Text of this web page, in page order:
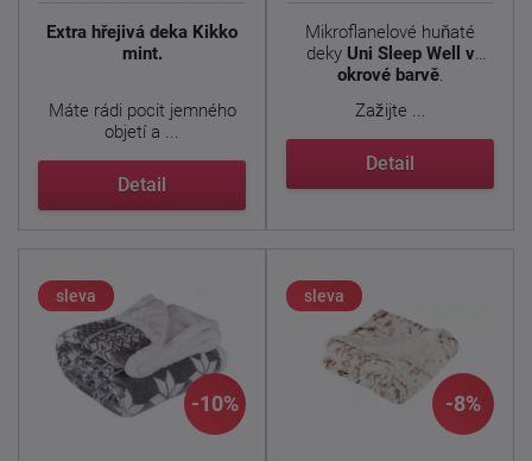
Extra hřejivá deka Kikko
mint.
Máte rádi pocit jemného
objetí a ...
Detail
Mikroflanelové huňaté
deky Uni Sleep Well v
okrové barvě.
Zažijte ...
Detail
sleva
-10%
sleva
-8%